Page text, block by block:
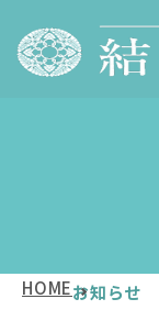
HOMEお知らせ